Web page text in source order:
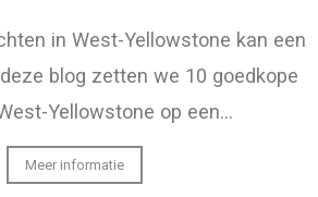
in West-Yellowstone kan een
blog zetten we 10 goedkope
Yellowstone op een…
Meer informatie